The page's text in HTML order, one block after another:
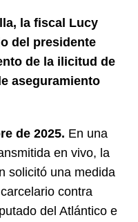
la fiscal Lucy
del presidente
de la ilicitud de
aseguramiento
de 2025. En una
en vivo, la
solicitó una medida
contra
del Atlántico e